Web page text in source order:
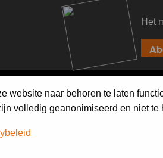
Het
website naar behoren te laten
volledig geanonimiseerd en niet
on the forum first.